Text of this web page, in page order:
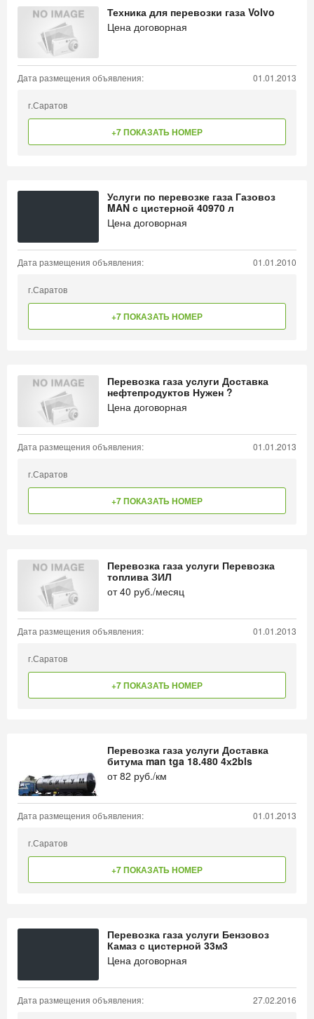
Техника для перевозки газа Volvo
Цена договорная
Дата размещения объявления: 01.01.2013
г.Саратов
+7 ПОКАЗАТЬ НОМЕР
Услуги по перевозке газа Газовоз
MAN с цистерной 40970 л
Цена договорная
Дата размещения объявления: 01.01.2010
г.Саратов
+7 ПОКАЗАТЬ НОМЕР
Перевозка газа услуги Доставка
нефтепродуктов Нужен ?
Цена договорная
Дата размещения объявления: 01.01.2013
г.Саратов
+7 ПОКАЗАТЬ НОМЕР
Перевозка газа услуги Перевозка
топлива ЗИЛ
от40 руб./месяц
Дата размещения объявления: 01.01.2013
г.Саратов
+7 ПОКАЗАТЬ НОМЕР
Перевозка газа услуги Доставка
битума man tga 18.480 4х2bls
от82 руб./км
Дата размещения объявления: 01.01.2013
г.Саратов
+7 ПОКАЗАТЬ НОМЕР
Перевозка газа услуги Бензовоз
Камаз с цистерной 33м3
Цена договорная
Дата размещения объявления: 27.02.2016